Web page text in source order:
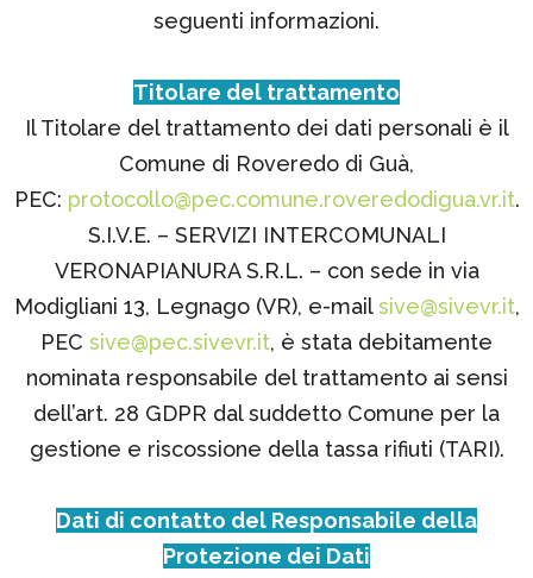
seguenti informazioni.
Titolare del trattamento
Il Titolare del trattamento dei dati personali è il
Comune di Roveredo di Guà,
PEC: protocollo@pec.comune.roveredodigua.vr.it.
S.I.V.E. – SERVIZI INTERCOMUNALI
VERONAPIANURA S.R.L. – con sede in via
Modigliani 13, Legnago (VR), e-mailsive@sivevr.it,
PEC sive@pec.sivevr.it, è stata debitamente
nominata responsabile del trattamento ai sensi
dell’art. 28 GDPR dal suddetto Comune per la
gestione e riscossione della tassa rifiuti (TARI).
Dati di contatto del Responsabile della
Protezione dei Dati